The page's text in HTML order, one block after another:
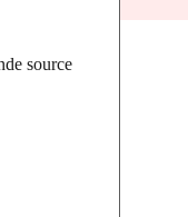
source